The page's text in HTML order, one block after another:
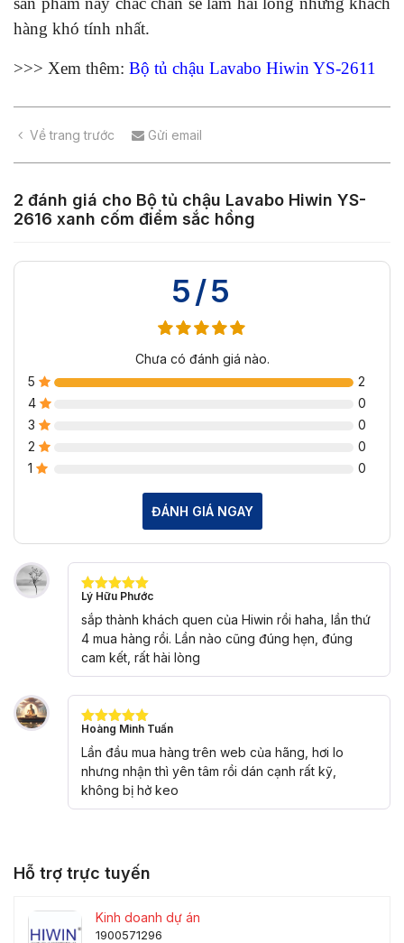
hàng khó tính nhất.
>>> Xem thêm: Bộ tủ chậu Lavabo Hiwin YS-2611
Về trang trước Gửi email
2 đánh giá cho Bộ tủ chậu Lavabo Hiwin YS-
2616 xanh cốm điểm sắc hồng
5/5
Chưa có đánh giá nào.
5
2
4
0
3
0
2
0
1
0
ĐÁNH GIÁ NGAY
Được xếp
hạng 5
sao
Lý Hữu Phước
sắp thành khách quen của Hiwin rồi haha, lần thứ
4 mua hàng rồi. Lần nào cũng đúng hẹn, đúng
cam kết, rất hài lòng
Được xếp
hạng55
sao
Hoàng Minh Tuấn
Lần đầu mua hàng trên web của hãng, hơi lo
nhưng nhận thì yên tâm rồi dán cạnh rất kỹ,
không bị hở keo
Hỗ trợ trực tuyến
Kinh doanh dự án
1900571296